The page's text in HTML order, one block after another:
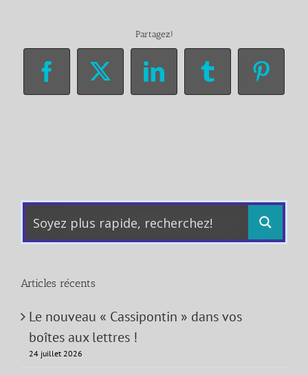
Partagez!
Facebook
X LinkedInTumblr
Articles récents
Le nouveau « Cassipontin » dans vos
boîtes aux lettres !
24 juillet 2026